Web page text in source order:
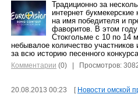
Традиционно за
интернет
на имя победителя и
фаворитов. В этом
Стокгольме с 10 по 14
небывалое количество участников
за всю историю песенного
Комментарии (0) | Просмотров:
20.08.2013 00:23 [ Новости омской